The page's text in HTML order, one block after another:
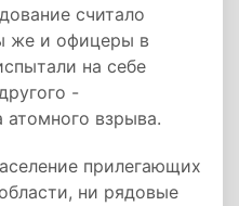
считало
же и офицеры в
на себе
-
атомного взрыва.
прилегающих
ни рядовые